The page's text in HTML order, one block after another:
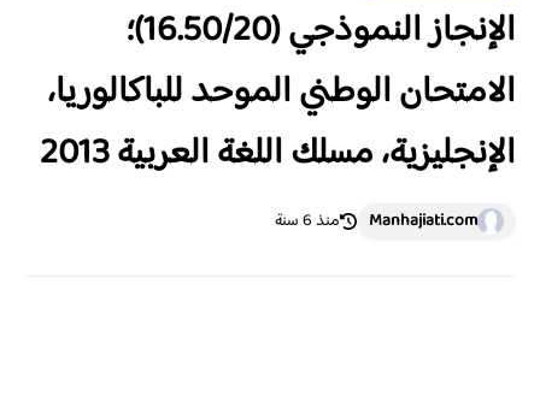
الإنجاز النموذجي (16.50/20)؛
الامتحان الوطني الموحد للباكالوريا،
الإنجليزية، مسلك اللغة العربية 2013
Manhajiati.com منذ 6 سنة